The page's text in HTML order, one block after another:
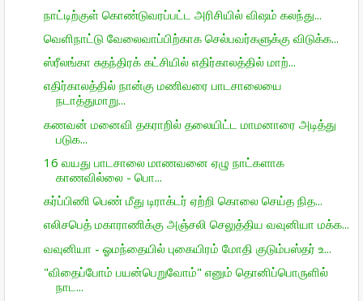
நாட்டிற்குள் கொண்டுவரப்பட்ட அரிசியில் விஷம் கலந்து...
வெளிநாட்டு வேலைவாப்பிற்காக செல்பவர்களுக்கு விடுக்க...
ஸ்ரீலங்கா சுதந்திரக் கட்சியில் எதிர்காலத்தில் மாற்...
எதிர்காலத்தில் நான்கு மணிவரை பாடசாலையை
நடாத்துமாறு...
கணவன் மனைவி தகராறில் தலையிட்ட மாமனாரை அடித்து
படுக...
16 வயது பாடசாலை மாணவனை ஏழு நாட்களாக
காணவில்லை - பொ...
கர்ப்பிணி பெண் மீது டிராக்டர் ஏற்றி கொலை செய்த நித...
எலிசபெத் மகாராணிக்கு அஞ்சலி செலுத்திய வவுனியா மக்க...
வவுனியா - ஓமந்தையில் புகையிரம் மோதி குடும்பஸ்தர் உ...
"விதைப்போம் பயன்பெறுவோம்" எனும் தொனிப்பொருளில்
நாட...